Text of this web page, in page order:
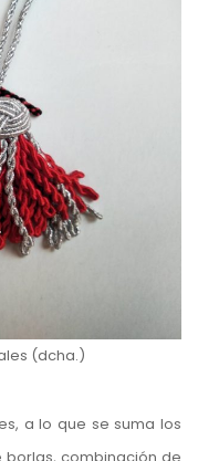
(dcha.)
a lo que se suma los